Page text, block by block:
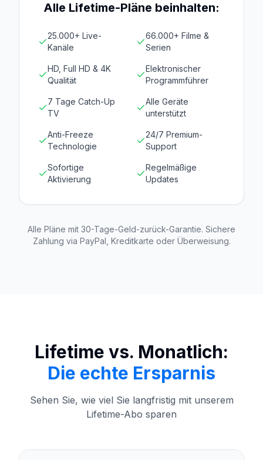
Alle Lifetime-Pläne beinhalten:
25.000+ Live-
Kanäle
66.000+ Filme &
Serien
HD, Full HD & 4K
Qualität
Elektronischer
Programmführer
7 Tage Catch-Up
TV
Alle Geräte
unterstützt
Anti-Freeze
Technologie
24/7 Premium-
Support
Sofortige
Aktivierung
Regelmäßige
Updates
Alle Pläne mit 30-Tage-Geld-zurück-Garantie. Sichere
Zahlung via PayPal, Kreditkarte oder Überweisung.
Lifetime vs. Monatlich:
Die echte Ersparnis
Sehen Sie, wie viel Sie langfristig mit unserem
Lifetime-Abo sparen